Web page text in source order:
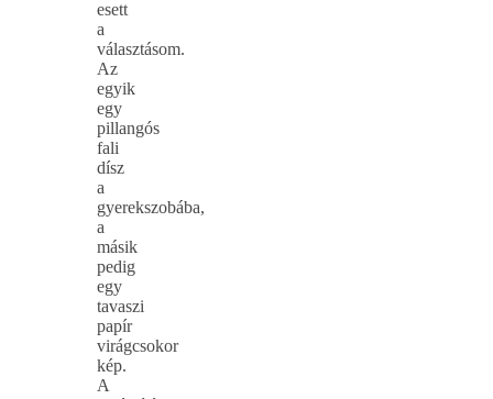
esett
a
választásom.
Az
egyik
egy
pillangós
fali
dísz
a
gyerekszobába,
a
másik
pedig
egy
tavaszi
papír
virágcsokor
kép.
A